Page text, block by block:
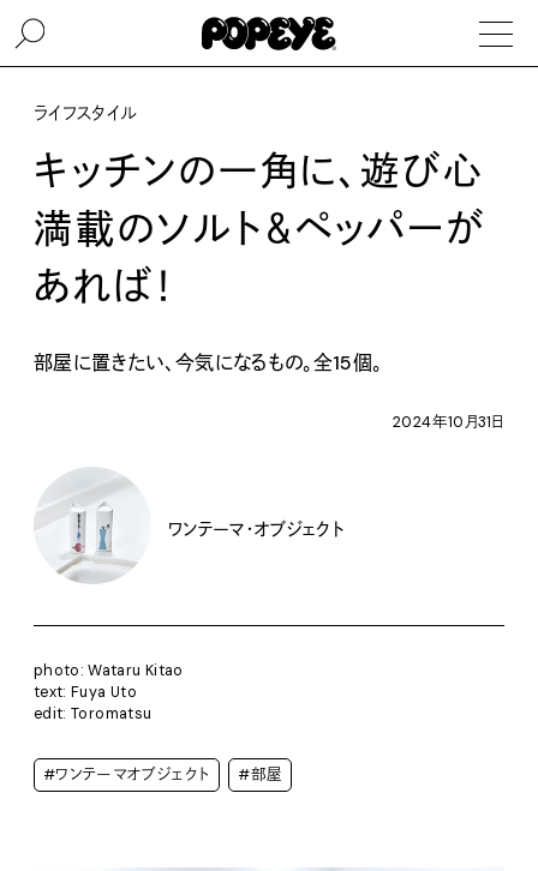
ライフスタイル
キッチンの一角に、遊び心
満載のソルト＆ペッパーが
あれば！
部屋に置きたい、今気になるもの。全15個。
2024年10月31日
ワンテーマ・オブジェクト
photo: Wataru Kitao
text: Fuya Uto
edit: Toromatsu
#ワンテーマオブジェクト #部屋